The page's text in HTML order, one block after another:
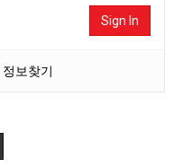
Sign In
정보찾기